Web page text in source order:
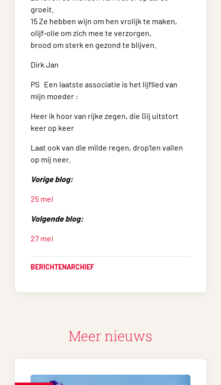
groeit.
15 Ze hebben wijn om hen vrolijk te maken,
olijf-olie om zich mee te verzorgen,
brood om sterk en gezond te blijven.
Dirk Jan
PS Een laatste associatie is het lijflied van
mijn moeder :
Heer ik hoor van rijke zegen, die Gij uitstort
keer op keer
Laat ook van die milde regen, drop’len vallen
op mij neer.
Vorige blog:
25 mei
Volgende blog:
27 mei
BERICHTENARCHIEF
Meer nieuws